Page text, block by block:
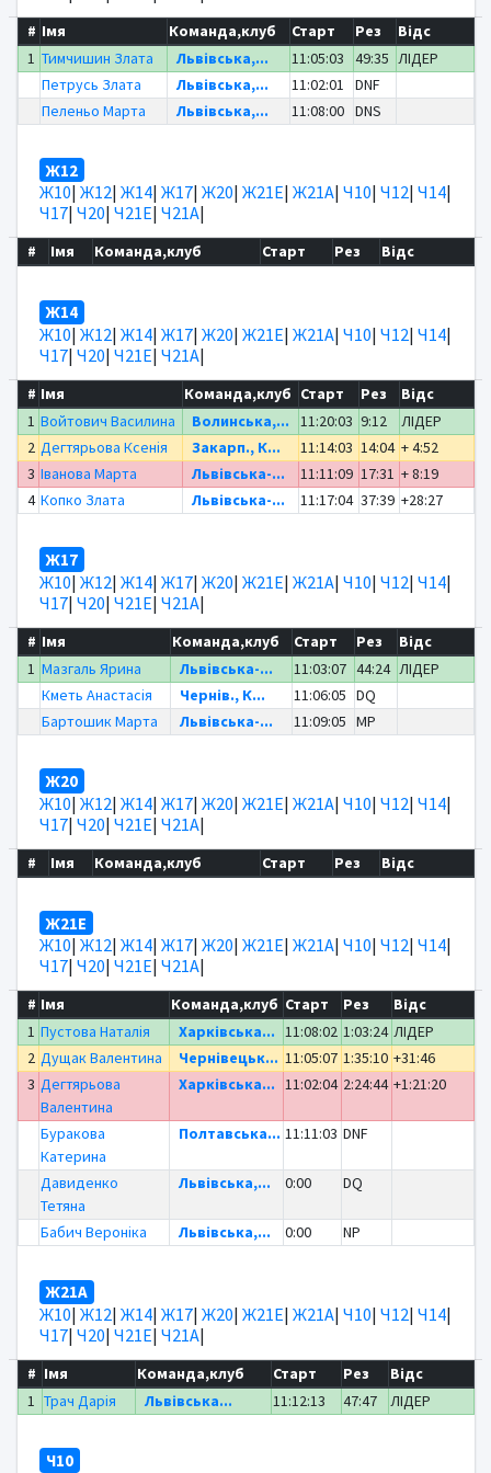
# Імя Команда,клуб Старт Рез
Відс
1 Тимчишин Злата Львівська,... 11:05:03 49:35 ЛІДЕР
Петрусь Злата
Львівська,... 11:02:01
DNF
Пеленьо Марта
Львівська,... 11:08:00 DNS
Ж12
Ж10| Ж12| Ж14| Ж17| Ж20| Ж21Е| Ж21А| Ч10| Ч12| Ч14|
Ч17| Ч20| Ч21Е| Ч21А|
# Імя Команда,клуб Старт Рез Відс
Ж14
Ж10| Ж12| Ж14| Ж17| Ж20| Ж21Е| Ж21А| Ч10| Ч12| Ч14|
Ч17| Ч20| Ч21Е| Ч21А|
# Імя Команда,клуб Старт Рез
Відс
1 Войтович Василина Волинська,... 11:20:03 9:12
ЛІДЕР
2 Дегтярьова Ксенія Закарп., К... 11:14:03 14:04 + 4:52
3 Іванова Марта Львівська-... 11:11:09 17:31 + 8:19
4 Копко Злата Львівська-... 11:17:04 37:39 +28:27
Ж17
Ж10| Ж12| Ж14| Ж17| Ж20| Ж21Е| Ж21А| Ч10| Ч12| Ч14|
Ч17| Ч20| Ч21Е| Ч21А|
# Імя Команда,клуб Старт Рез
Відс
1 Мазгаль Ярина Львівська-... 11:03:07 44:24 ЛІДЕР
Кметь Анастасія
Чернів., К... 11:06:05 DQ
Бартошик Марта
Львівська-... 11:09:05 MP
Ж20
Ж10| Ж12| Ж14| Ж17| Ж20| Ж21Е| Ж21А| Ч10| Ч12| Ч14|
Ч17| Ч20| Ч21Е| Ч21А|
# Імя Команда,клуб Старт Рез Відс
Ж21Е
Ж10| Ж12| Ж14| Ж17| Ж20| Ж21Е| Ж21А| Ч10| Ч12| Ч14|
Ч17| Ч20| Ч21Е| Ч21А|
# Імя Команда,клуб Старт Рез
Відс
1 Пустова Наталія Харківська... 11:08:02 1:03:24 ЛІДЕР
2 Дущак Валентина Чернівецьк... 11:05:07 1:35:10 +31:46
3 Дегтярьова
Валентина
Харківська... 11:02:04 2:24:44 +1:21:20
Буракова
Катерина
Полтавська... 11:11:03 DNF
Давиденко
Тетяна
Львівська,... 0:00 DQ
Бабич Вероніка Львівська,... 0:00 NP
Ж21А
Ж10| Ж12| Ж14| Ж17| Ж20| Ж21Е| Ж21А| Ч10| Ч12| Ч14|
Ч17| Ч20| Ч21Е| Ч21А|
# Імя Команда,клуб Старт Рез
Відс
1 Трач Дарія Львівська... 11:12:13 47:47 ЛІДЕР
Ч10